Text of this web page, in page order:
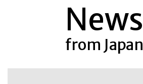
Français
News
from Japan